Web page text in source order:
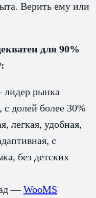
Верить ему или
для 90%
рынка
долей более 30%
легкая, удобная,
с
без детских
—WooMS